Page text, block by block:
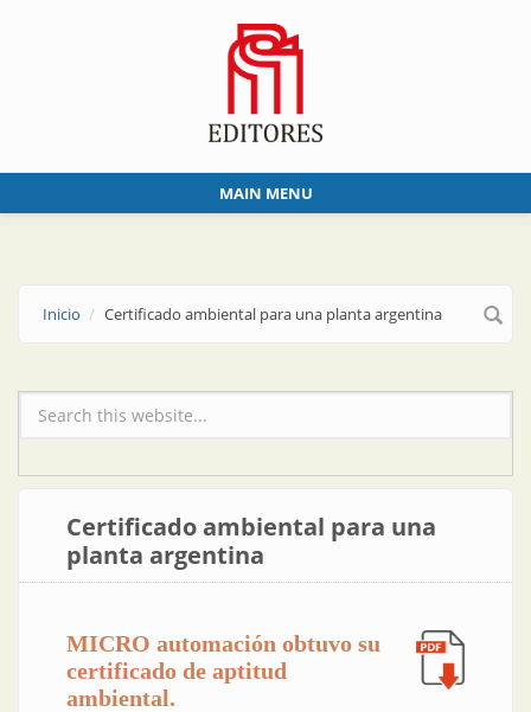
MAIN MENU
Inicio Certificado ambiental para una planta argentina
Formulario de búsqueda
Certificado ambiental para una
planta argentina
MICRO automación obtuvo su
certificado de aptitud
ambiental.